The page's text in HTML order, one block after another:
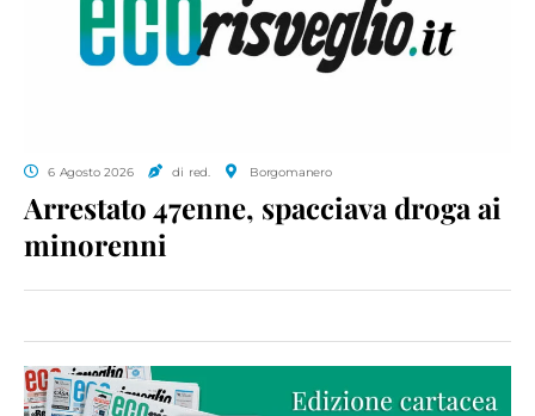
6 Agosto 2026 di red. Borgomanero
Arrestato 47enne, spacciava droga ai
minorenni